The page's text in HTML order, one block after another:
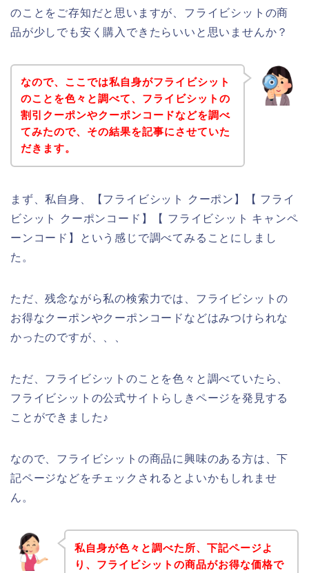
のことをご存知だと思いますが、フライビシットの商
品が少しでも安く購入できたらいいと思いませんか？
なので、ここでは私自身がフライビシット
のことを色々と調べて、フライビシットの
割引クーポンやクーポンコードなどを調べ
てみたので、その結果を記事にさせていた
だきます。
まず、私自身、【フライビシット クーポン】【 フライ
ビシット クーポンコード】【 フライビシット キャンペ
ーンコード】という感じで調べてみることにしまし
た。
ただ、残念ながら私の検索力では、フライビシットの
お得なクーポンやクーポンコードなどはみつけられな
かったのですが、、、
ただ、フライビシットのことを色々と調べていたら、
フライビシットの公式サイトらしきページを発見する
ことができました♪
なので、フライビシットの商品に興味のある方は、下
記ページなどをチェックされるとよいかもしれませ
ん。
私自身が色々と調べた所、下記ページよ
り、フライビシットの商品がお得な価格で